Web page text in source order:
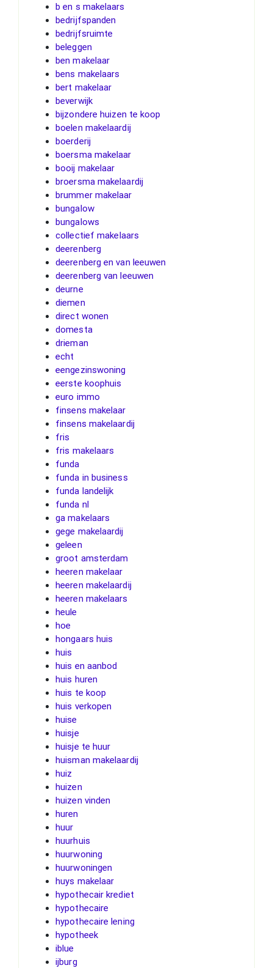
b en s makelaars
bedrijfspanden
bedrijfsruimte
beleggen
ben makelaar
bens makelaars
bert makelaar
beverwijk
bijzondere huizen te koop
boelen makelaardij
boerderij
boersma makelaar
booij makelaar
broersma makelaardij
brummer makelaar
bungalow
bungalows
collectief makelaars
deerenberg
deerenberg en van leeuwen
deerenberg van leeuwen
deurne
diemen
direct wonen
domesta
drieman
echt
eengezinswoning
eerste koophuis
euro immo
finsens makelaar
finsens makelaardij
fris
fris makelaars
funda
funda in business
funda landelijk
funda nl
ga makelaars
gege makelaardij
geleen
groot amsterdam
heeren makelaar
heeren makelaardij
heeren makelaars
heule
hoe
hongaars huis
huis
huis en aanbod
huis huren
huis te koop
huis verkopen
huise
huisje
huisje te huur
huisman makelaardij
huiz
huizen
huizen vinden
huren
huur
huurhuis
huurwoning
huurwoningen
huys makelaar
hypothecair krediet
hypothecaire
hypothecaire lening
hypotheek
iblue
ijburg